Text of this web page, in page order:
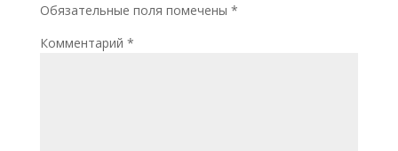
Обязательные поля помечены *
Комментарий *